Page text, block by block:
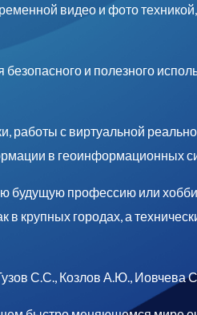
видео и фото
и полезного
работы с виртуальной
в геоинформационных
будущую профессию или
в крупных городах, а
С.С., Козлов А.Ю., Иовчева